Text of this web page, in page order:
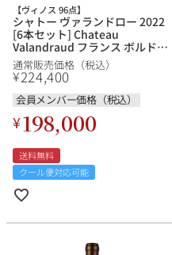
オーパス・ワン
チリ
【ヴィノス 96点】
シャトー ヴァランドロー 2022
[6本セット] Chateau
Valandraud フランス ボルドー
赤ワイン
通常販売価格（税込）
¥224,400
会員メンバー価格（税込）
¥198,000
送料無料
クール便対応可能